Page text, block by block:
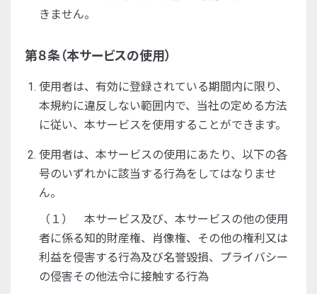
きません。
第８条（本サービスの使用）
使用者は、有効に登録されている期間内に限り、
本規約に違反しない範囲内で、当社の定める方法
に従い、本サービスを使用することができます。
使用者は、本サービスの使用にあたり、以下の各
号のいずれかに該当する行為をしてはなりませ
ん。
（１） 本サービス及び、本サービスの他の使用
者に係る知的財産権、肖像権、その他の権利又は
利益を侵害する行為及び名誉毀損、プライバシー
の侵害その他法令に接触する行為